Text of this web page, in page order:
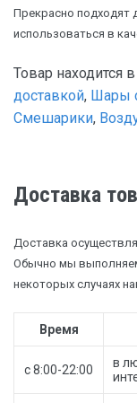
Прекрасно подходят
использоваться в
Товар находится в
доставкой, Шары
Смешарики,
Доставка
Доставка
Обычно мы
некоторых случаях
Время
с 8:00-22:00
в